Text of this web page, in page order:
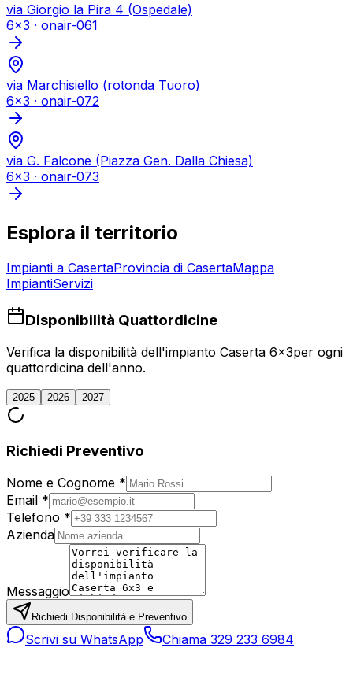
via Giorgio la Pira 4 (Ospedale)
6x3 · onair-061
via Marchisiello (rotonda Tuoro)
6x3 · onair-072
via G. Falcone (Piazza Gen. Dalla Chiesa)
6x3 · onair-073
Esplora il territorio
Impianti a CasertaProvincia di CasertaMappa
ImpiantiServizi
Disponibilità Quattordicine
Verifica la disponibilità dell'impianto Caserta 6x3per ogni
quattordicina dell'anno.
2025 2026 2027
Richiedi Preventivo
Nome e Cognome *
Email *
Telefono *
Azienda
Messaggio
Richiedi Disponibilità e Preventivo
Scrivi su WhatsApp Chiama 329 233 6984